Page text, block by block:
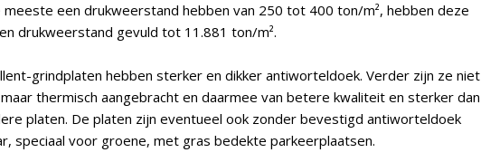
meeste een drukweerstand hebben van 250 tot 400 ton/m², hebben deze
drukweerstand gevuld tot 11.881 ton/m².
grindplaten hebben sterker en dikker antiworteldoek. Verder zijn ze niet
thermisch aangebracht en daarmee van betere kwaliteit en sterker dan
platen. De platen zijn eventueel ook zonder bevestigd antiworteldoek
speciaal voor groene, met gras bedekte parkeerplaatsen.